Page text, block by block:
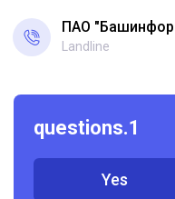
ПАО
Landline
questions.1
Yes